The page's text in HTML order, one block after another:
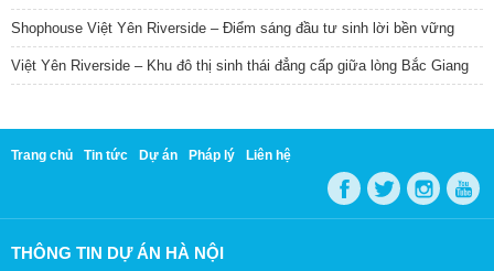
Shophouse Việt Yên Riverside – Điểm sáng đầu tư sinh lời bền vững
Việt Yên Riverside – Khu đô thị sinh thái đẳng cấp giữa lòng Bắc Giang
Trang chủ Tin tức Dự án Pháp lý Liên hệ
THÔNG TIN DỰ ÁN HÀ NỘI